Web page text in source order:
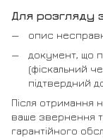
Для розгляду
опис
документ, що
(фіскальний
підтвердний
Після отримання
ваше звернення
гарантійного